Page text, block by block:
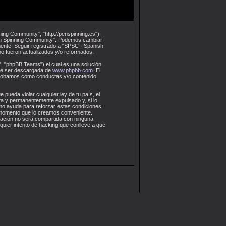
Community", "http://penspinning.es"),
Community". Podemos cambiar
Seguir registrado a "SPSC - Spanish
fueron actualizados y/o reformados.
"phpBB Teams") el cual es una solución
ser descargada de www.phpbb.com. El
como conductas y/o contenido
pueda violar cualquier ley de tu país, el
y permanentemente expulsado y, si lo
ayuda para reforzar estas condiciones.
que lo creamos conveniente.
no será compartida con ninguna
intento de hacking que conlleve a que